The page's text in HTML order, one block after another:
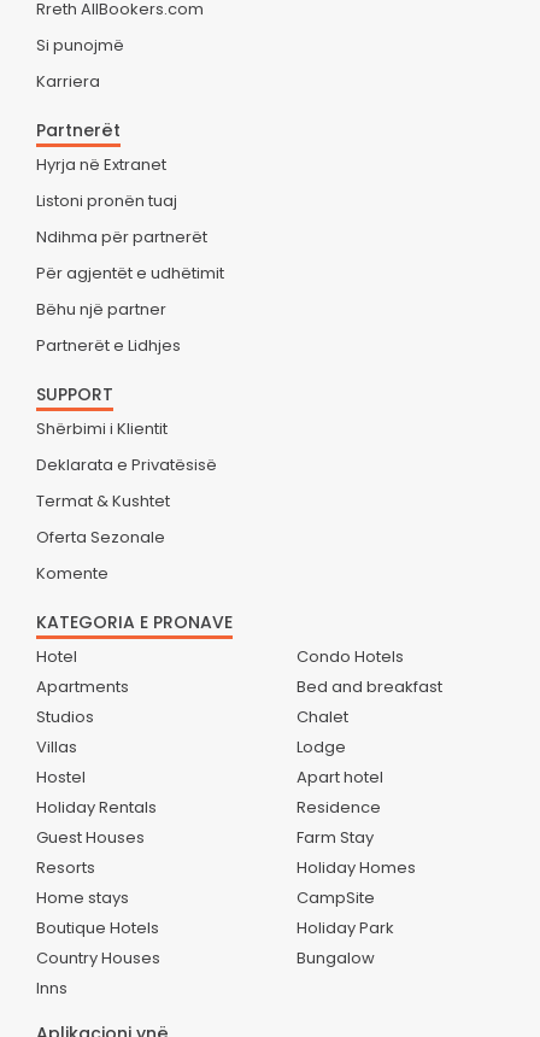
Rreth AllBookers.com
Si punojmë
Karriera
Partnerët
Hyrja në Extranet
Listoni pronën tuaj
Ndihma për partnerët
Për agjentët e udhëtimit
Bëhu një partner
Partnerët e Lidhjes
SUPPORT
Shërbimi i Klientit
Deklarata e Privatësisë
Termat & Kushtet
Oferta Sezonale
Komente
KATEGORIA E PRONAVE
Hotel
Apartments
Studios
Villas
Hostel
Holiday Rentals
Guest Houses
Resorts
Home stays
Boutique Hotels
Country Houses
Inns
Condo Hotels
Bed and breakfast
Chalet
Lodge
Apart hotel
Residence
Farm Stay
Holiday Homes
CampSite
Holiday Park
Bungalow